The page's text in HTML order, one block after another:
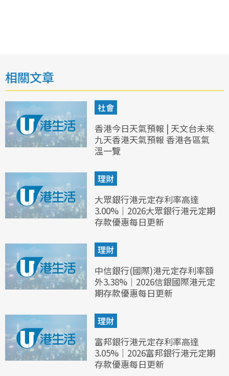
相關文章
社會
香港今日天氣預報 | 天文台未來
九天香港天氣預報 香港各區氣
溫一覽
理財
大眾銀行港元定存利率高達
3.00%｜2026大眾銀行港元定期
存款優惠每日更新
理財
中信銀行(國際)港元定存利率額
外3.38%｜2026信銀國際港元定
期存款優惠每日更新
理財
富邦銀行港元定存利率高達
3.05%｜2026富邦銀行港元定期
存款優惠每日更新